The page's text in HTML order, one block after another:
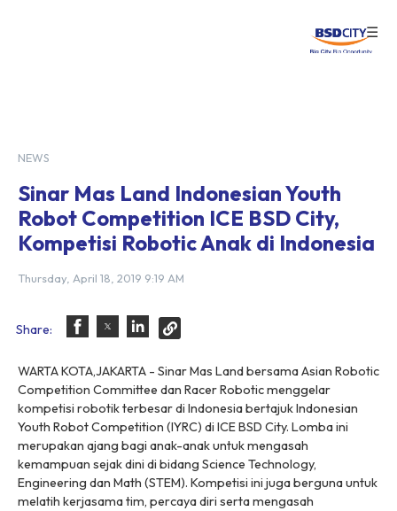
☰
NEWS
Sinar Mas Land Indonesian Youth
Robot Competition ICE BSD City,
Kompetisi Robotic Anak di Indonesia
Thursday, April 18, 2019 9:19 AM
Share:
WARTA KOTA,JAKARTA - Sinar Mas Land bersama Asian Robotic
Competition Committee dan Racer Robotic menggelar
kompetisi robotik terbesar di Indonesia bertajuk Indonesian
Youth Robot Competition (IYRC) di ICE BSD City. Lomba ini
merupakan ajang bagi anak-anak untuk mengasah
kemampuan sejak dini di bidang Science Technology,
Engineering dan Math (STEM). Kompetisi ini juga berguna untuk
melatih kerjasama tim, percaya diri serta mengasah